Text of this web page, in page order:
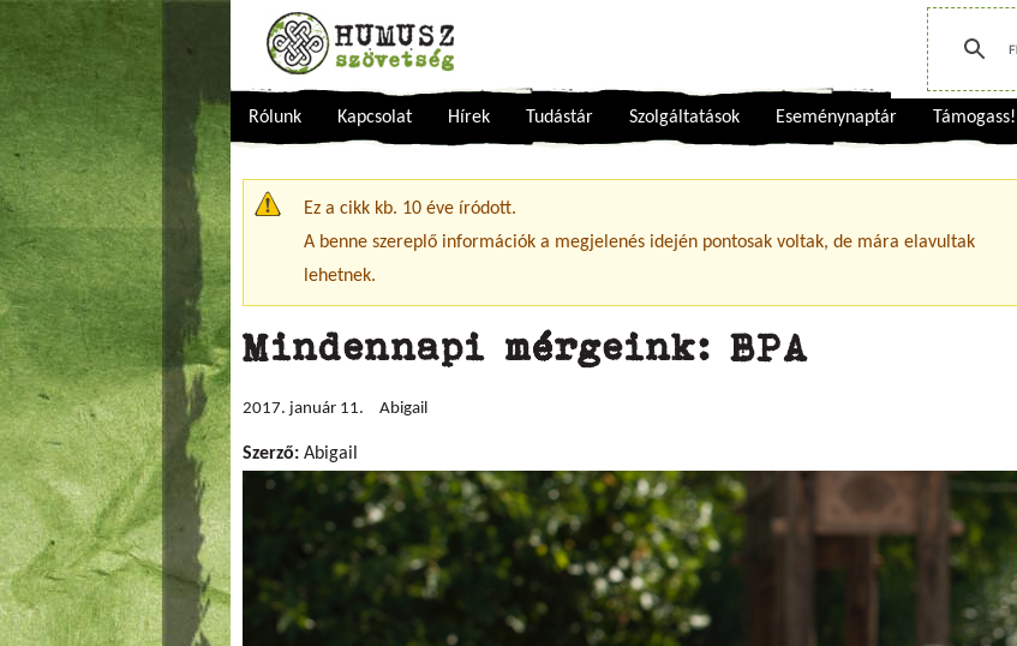
Rólunk Kapcsolat Hírek Tudástár Szolgáltatások Eseménynaptár Támogass!
Figyelmeztető üzenet
Ez a cikk kb. 10 éve íródott.
A benne szereplő információk a megjelenés idején pontosak voltak, de mára elavultak
lehetnek.
Mindennapi mérgeink: BPA
2017. január 11. Abigail
Szerző: Abigail